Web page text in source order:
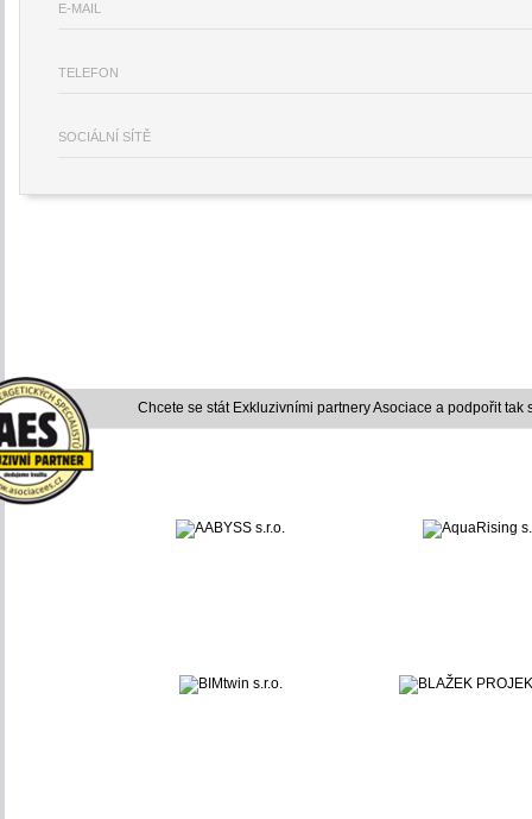
E-MAIL
TELEFON
SOCIÁLNÍ SÍTĚ
Chcete se stát Exkluzivními partnery Asociace a podpořit tak